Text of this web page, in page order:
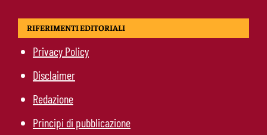
RIFERIMENTI EDITORIALI
Privacy Policy
Disclaimer
Redazione
Principi di pubblicazione